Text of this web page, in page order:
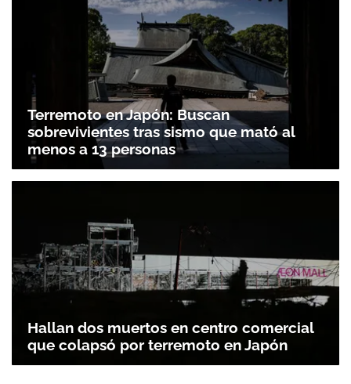
Terremoto en Japón: Buscan
sobrevivientes tras sismo que mató al
menos a 13 personas
Hallan dos muertos en centro comercial
que colapsó por terremoto en Japón